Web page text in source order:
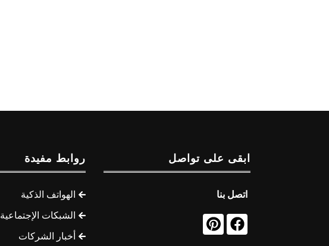
ابقى على تواصل
اتصل بنا
روابط مفيدة
الهواتف الذكية
الشبكات الإجتماعية
أخبار الشركات